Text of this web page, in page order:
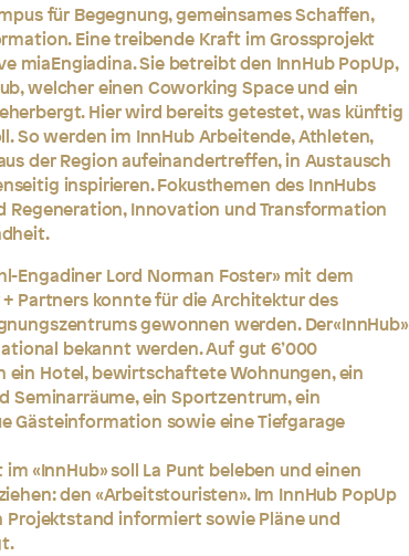
für Begegnung, gemeinsames Schaffen,
Eine treibende Kraft im Grossprojekt
miaEngiadina. Sie betreibt den InnHub PopUp,
welcher einen Coworking Space und ein
Hier wird bereits getestet, was künftig
So werden im InnHub Arbeitende, Athleten,
der Region aufeinandertreffen, in Austausch
inspirieren. Fokusthemen des InnHubs
Regeneration, Innovation und Transformation
Engadiner Lord Norman Foster» mit dem
Partners konnte für die Architektur des
gewonnen werden. Der«InnHub»
bekannt werden. Auf gut 6’000
ein Hotel, bewirtschaftete Wohnungen, ein
Seminarräume, ein Sportzentrum, ein
Gästeinformation sowie eine Tiefgarage
«InnHub» soll La Punt beleben und einen
den «Arbeitstouristen». Im InnHub PopUp
Projektstand informiert sowie Pläne und